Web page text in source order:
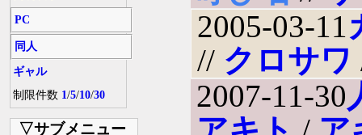
PC
同人
ギャル
制限件数 1/5/10/30
▽サブメニュー
2005-03-11
// クロサワ
2007-11-30